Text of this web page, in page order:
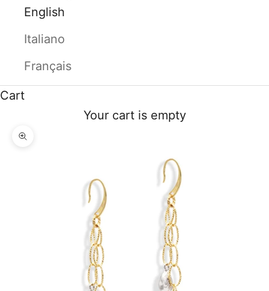
English
Italiano
Français
Cart
Your cart is empty
Zoom picture